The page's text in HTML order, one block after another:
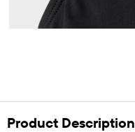
Product Description